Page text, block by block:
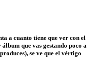
a cuanto tiene que ver con el
que vas gestando poco a
se ve que el vértigo